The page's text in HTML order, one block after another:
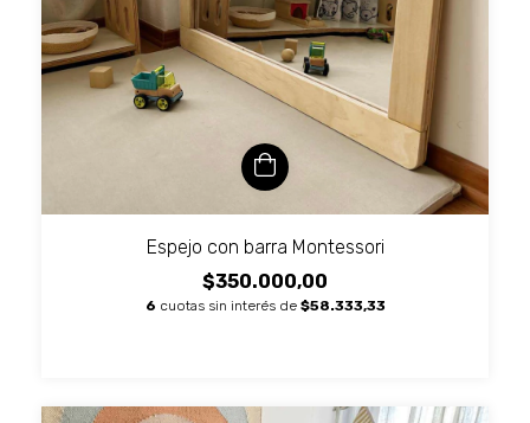
Espejo con barra Montessori
$350.000,00
6 cuotas sin interés de $58.333,33